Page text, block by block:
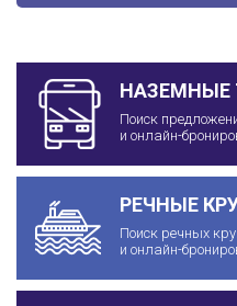
НАЗЕМНЫЕ
Поиск
и онлайн-
РЕЧНЫЕ
Поиск речных
и онлайн-